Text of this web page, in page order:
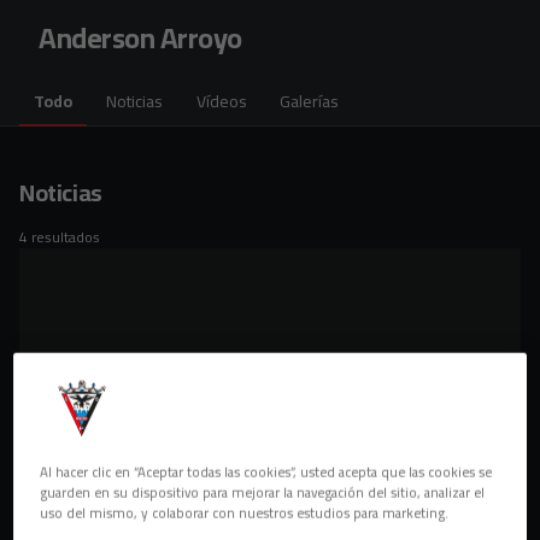
Anderson Arroyo
Todo Noticias Vídeos Galerías
Noticias
4 resultados
Al hacer clic en “Aceptar todas las cookies”, usted acepta que las cookies se
guarden en su dispositivo para mejorar la navegación del sitio, analizar el
uso del mismo, y colaborar con nuestros estudios para marketing.